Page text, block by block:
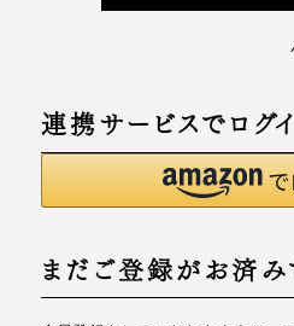
連携サービスでログ
まだご登録がお済